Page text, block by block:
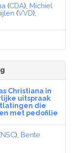
(CDA), Michiel
(VVD),
Christiana in
uitspraak
die
met pedofilie
NSC), Bente